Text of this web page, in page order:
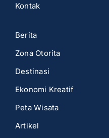
Kontak
Berita
Zona Otorita
Destinasi
Ekonomi Kreatif
Peta Wisata
Artikel